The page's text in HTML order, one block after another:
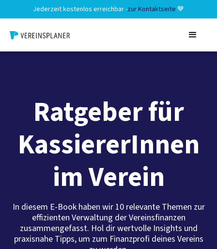
Jederzeit kostenlos erreichbar -zur Kontaktseite 💙
Ratgeber für
KassiererInnen
im Verein
In diesem E-Book haben wir 10 relevante Themen zur
effizienten Verwaltung der Vereinsfinanzen
zusammengefasst. Hol dir wertvolle Insights und
praxisnahe Tipps, um zum Finanzprofi deines Vereins